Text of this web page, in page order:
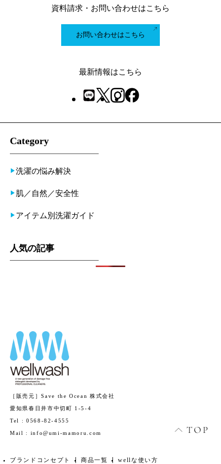
資料請求・お問い合わせはこちら
お問い合わせはこちら
最新情報はこちら
Category
洗濯の悩み解決
肌／自然／安全性
アイテム別洗濯ガイド
人気の記事
TOP
［販売元］Save the Ocean 株式会社
愛知県春日井市中切町 1-5-4
Tel : 0568-82-4555
Mail : info@umi-mamoru.com
ブランドコンセプト 商品一覧 wellな使い方